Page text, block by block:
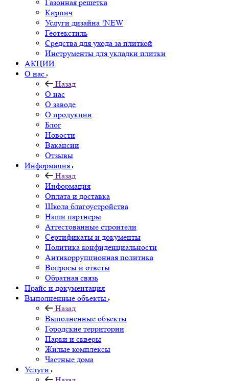
Газонная решетка
Кирпич
Услуги дизайна !NEW
Геотекстиль
Средства для ухода за плиткой
Инструменты для укладки плитки
АКЦИИ
О нас
Назад
О нас
О заводе
О продукции
Блог
Новости
Вакансии
Отзывы
Информация
Назад
Информация
Оплата и доставка
Школа благоустройства
Наши партнёры
Аттестованные строители
Сертификаты и документы
Политика конфиденциальности
Антикоррупционная политика
Вопросы и ответы
Обратная связь
Прайс и документация
Выполненные объекты
Назад
Выполненные объекты
Городские территории
Парки и скверы
Жилые комплексы
Частные дома
Услуги